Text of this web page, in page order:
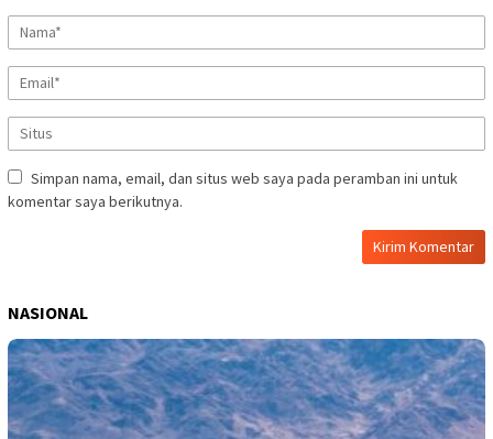
Simpan nama, email, dan situs web saya pada peramban ini untuk
komentar saya berikutnya.
NASIONAL